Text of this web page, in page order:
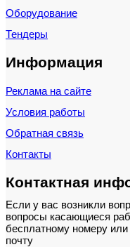
Оборудование
Тендеры
Информация
Реклама на сайте
Условия работы
Обратная связь
Контакты
Контактная
Если у вас возникли
вопросы касающиеся
бесплатному номеру
почту